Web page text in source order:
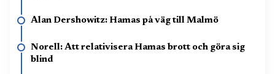
Alan Dershowitz: Hamas på väg till Malmö
Norell: Att relativisera Hamas brott och göra sig
blind